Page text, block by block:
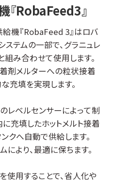
『RobaFeed3』
給機『RobaFeed 3』はロバ
テムの一部で、グラニュレ
み合わせて使用します。
剤メルターへの粒状接着
充填を実現します。
レベルセンサーによって制
充填したホットメルト接着
クへ自動で供給します。
より、最適に保ちます。
使用することで、省人化や